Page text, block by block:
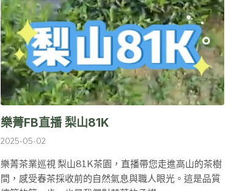
樂菁FB直播 梨山81K
2025-05-02
樂菁茶業巡視 梨山81K茶園，直播帶您走進高山的茶樹
間，感受春茶採收前的自然氣息與職人眼光。這是品質